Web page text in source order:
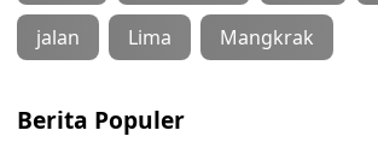
jalan Lima Mangkrak
Berita Populer